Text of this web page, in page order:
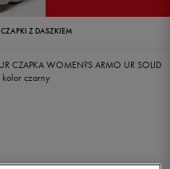
CZAPKI Z DASZKIEM